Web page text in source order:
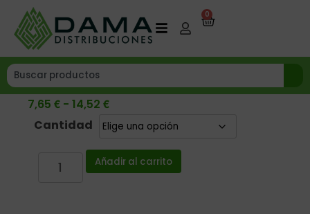
0
7,65 € - 14,52 €
Cantidad
Añadir al carrito